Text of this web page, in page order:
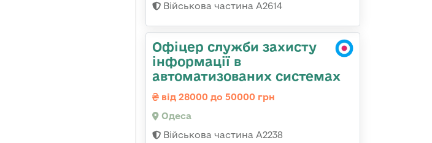
Військова частина А2614
Офіцер служби захисту
інформації в
автоматизованих системах
від 28000 до 50000 грн
Одеса
Військова частина А2238